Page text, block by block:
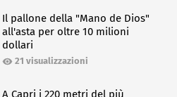
Il pallone della "Mano de Dios"
all'asta per oltre 10 milioni
dollari
21 visualizzazioni
A Capri i 220 metri del più